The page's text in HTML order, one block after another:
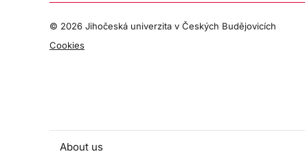
© 2026 Jihočeská univerzita v Českých Budějovicích
Cookies
About us